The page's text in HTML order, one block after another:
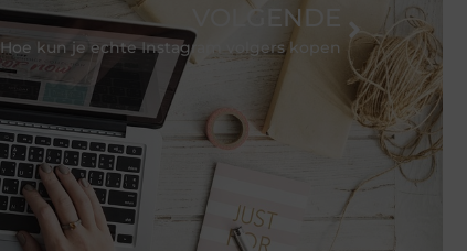
VOLGENDE
Hoe kun je echte Instagram volgers kopen